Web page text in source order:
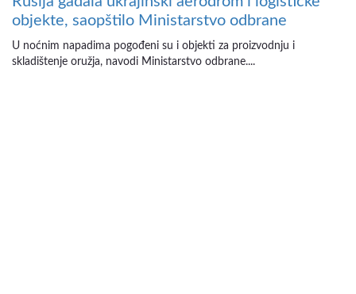
objekte, saopštilo Ministarstvo odbrane
U noćnim napadima pogođeni su i objekti za proizvodnju i
skladištenje oružja, navodi Ministarstvo odbrane....